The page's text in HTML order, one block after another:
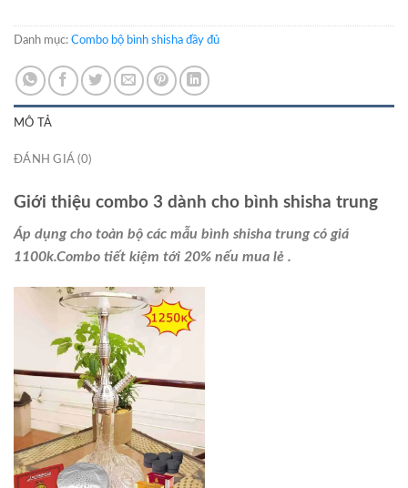
Danh mục: Combo bộ bình shisha đầy đủ
MÔ TẢ
ĐÁNH GIÁ (0)
Giới thiệu combo 3 dành cho bình shisha trung
Áp dụng cho toàn bộ các mẫu bình shisha trung có giá
1100k.Combo tiết kiệm tới 20% nếu mua lẻ .